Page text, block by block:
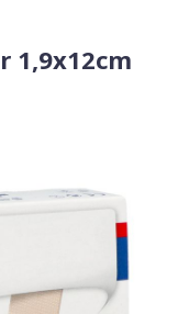
1,9x12cm